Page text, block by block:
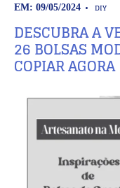
EM: 09/05/2024 DIY
DESCUBRA A
26 BOLSAS
COPIAR AGORA